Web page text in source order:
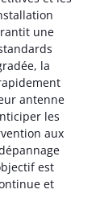
une
la
antenne
les
aux
est
et